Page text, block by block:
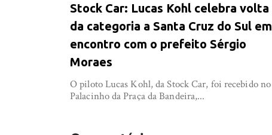
Stock Car: Lucas Kohl celebra volta
da categoria a Santa Cruz do Sul em
encontro com o prefeito Sérgio
Moraes
O piloto Lucas Kohl, da Stock Car, foi recebido no
Palacinho da Praça da Bandeira,...